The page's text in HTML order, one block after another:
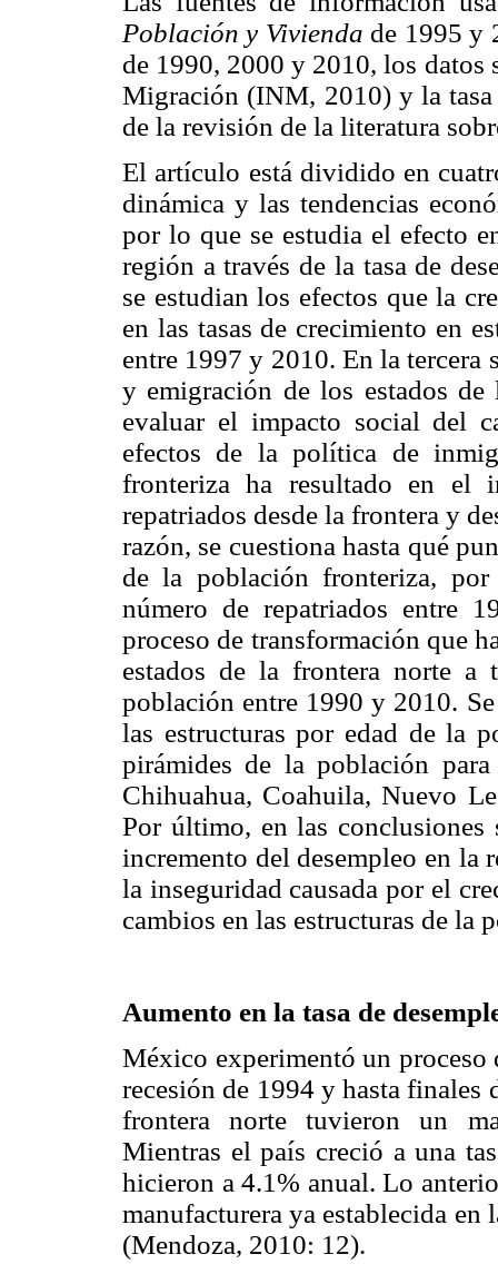
Población y Vivienda de 1995 y
de 1990, 2000 y 2010, los
Migración (INM, 2010) y la
de la revisión de la literatura
El artículo está dividido en
dinámica y las tendencias
por lo que se estudia el efecto
región a través de la tasa de
se estudian los efectos que la
en las tasas de crecimiento en
entre 1997 y 2010. En la tercera
y emigración de los estados
evaluar el impacto social del
efectos de la política de
fronteriza ha resultado en el
repatriados desde la frontera y
razón, se cuestiona hasta qué
de la población fronteriza,
número de repatriados entre
proceso de transformación que
estados de la frontera norte a
población entre 1990 y 2010.
las estructuras por edad de la
pirámides de la población
Chihuahua, Coahuila, Nuevo
Por último, en las
incremento del desempleo en la
la inseguridad causada por el
cambios en las estructuras de
Aumento en la tasa de
México experimentó un
recesión de 1994 y hasta finales
frontera norte tuvieron un
Mientras el país creció a una
hicieron a 4.1% anual. Lo
manufacturera ya establecida
(Mendoza, 2010: 12).